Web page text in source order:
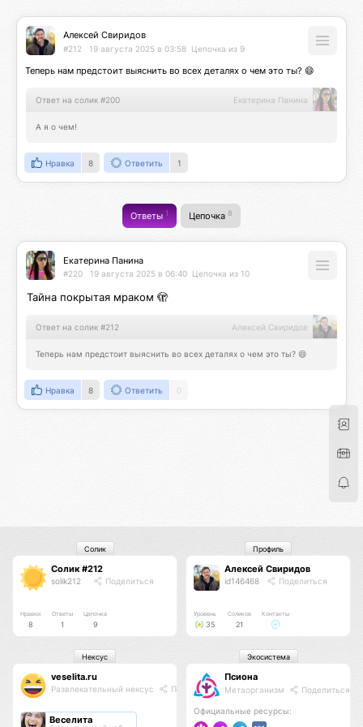
Алексей Свиридов
#212 19 августа 2025 в 03:58 Цепочка из 9
Теперь нам предстоит выяснить во всех деталях о чем это ты? 😄
Ответ на солик #200 Екатерина Панина
А я о чем!
Нравка 8 Ответить 1
Ответы1 Цепочка8
Екатерина Панина
#220 19 августа 2025 в 06:40 Цепочка из 10
Тайна покрытая мраком 🫣
Ответ на солик #212 Алексей Свиридов
Теперь нам предстоит выяснить во всех деталях о чем это ты? 😄
Нравка 8 Ответить 0
Солик #212
solik212 Поделиться
Нравки
8
Ответы
1
Цепочка
9
Солик
Алексей Свиридов
id146468 Поделиться
Уровень
35
Соликов
21
Контакты
Профиль
veselita.ru
Развлекательный нексус Поделиться
Веселита
Нексус
Псиона
Метаорганизм Поделиться
Официальные ресурсы:
Экосистема